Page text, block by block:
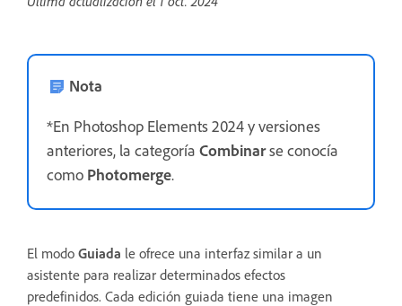
Nota
*En Photoshop Elements 2024 y versiones
anteriores, la categoría Combinarse conocía
como Photomerge.
El modo Guiada le ofrece una interfaz similar a un
asistente para realizar determinados efectos
predefinidos. Cada edición guiada tiene una imagen